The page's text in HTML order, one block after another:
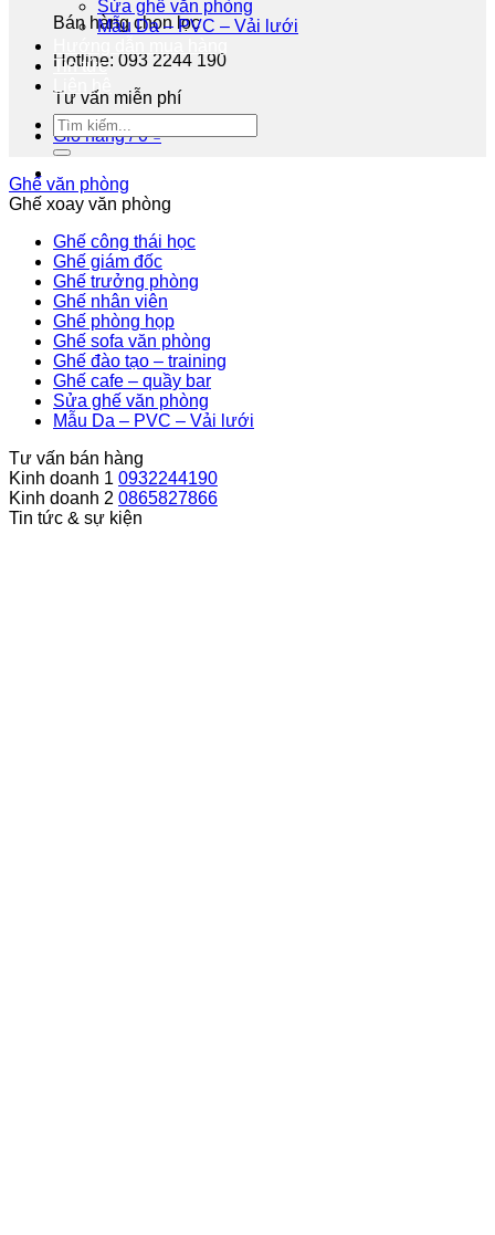
Bán hàng chọn lọc
Hotline: 093 2244 190
Tư vấn miễn phí
Giỏ hàng /0₫
Sửa ghế văn phòng
Mẫu Da – PVC – Vải lưới
Tin tức
Liên hệ
Ghế văn phòng
Ghế xoay văn phòng
Ghế công thái học
Ghế giám đốc
Ghế trưởng phòng
Ghế nhân viên
Ghế phòng họp
Ghế sofa văn phòng
Ghế đào tạo – training
Ghế cafe – quầy bar
Sửa ghế văn phòng
Mẫu Da – PVC – Vải lưới
Tư vấn bán hàng
Kinh doanh 1 0932244190
Kinh doanh 2 0865827866
Tin tức & sự kiện